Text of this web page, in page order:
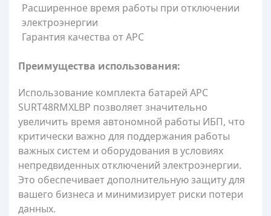
Расширенное время работы при отключении
электроэнергии
Гарантия качества от APC
Преимущества использования:
Использование комплекта батарей APC
SURT48RMXLBP позволяет значительно
увеличить время автономной работы ИБП, что
критически важно для поддержания работы
важных систем и оборудования в условиях
непредвиденных отключений электроэнергии.
Это обеспечивает дополнительную защиту для
вашего бизнеса и минимизирует риски потери
данных.